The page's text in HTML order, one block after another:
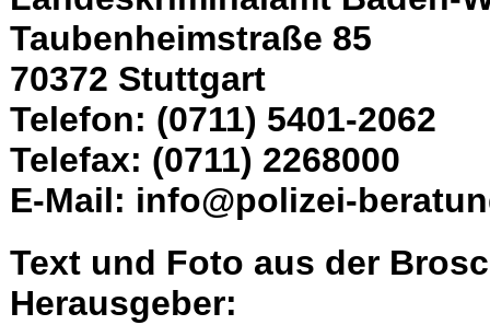
Taubenheimstraße 85
70372 Stuttgart
Telefon: (0711) 5401-2062
Telefax: (0711) 2268000
E-Mail: info@polizei-
Text und Foto aus der
Herausgeber: